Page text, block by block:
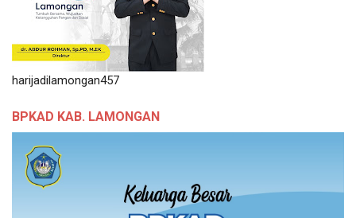
harijadilamongan457
BPKAD KAB. LAMONGAN